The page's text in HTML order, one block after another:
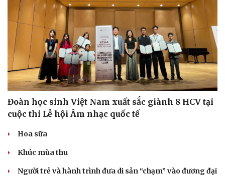
Đoàn học sinh Việt Nam xuất sắc giành 8 HCV tại
cuộc thi Lễ hội Âm nhạc quốc tế
Hoa sữa
Khúc mùa thu
Người trẻ và hành trình đưa di sản “chạm” vào đương đại